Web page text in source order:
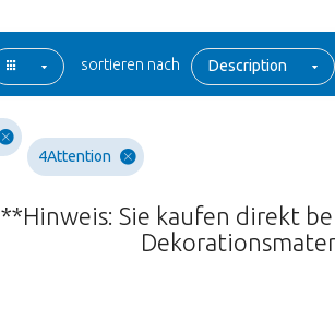
sortieren nach Description
4Attention
**Hinweis: Sie kaufen direkt